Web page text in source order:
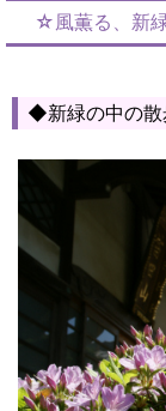
☆風薫る、新
◆新緑の中の散